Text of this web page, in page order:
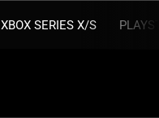
XBOX SERIES X/S